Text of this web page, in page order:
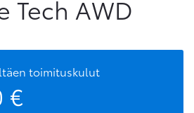
Tech AWD
toimituskulut
€